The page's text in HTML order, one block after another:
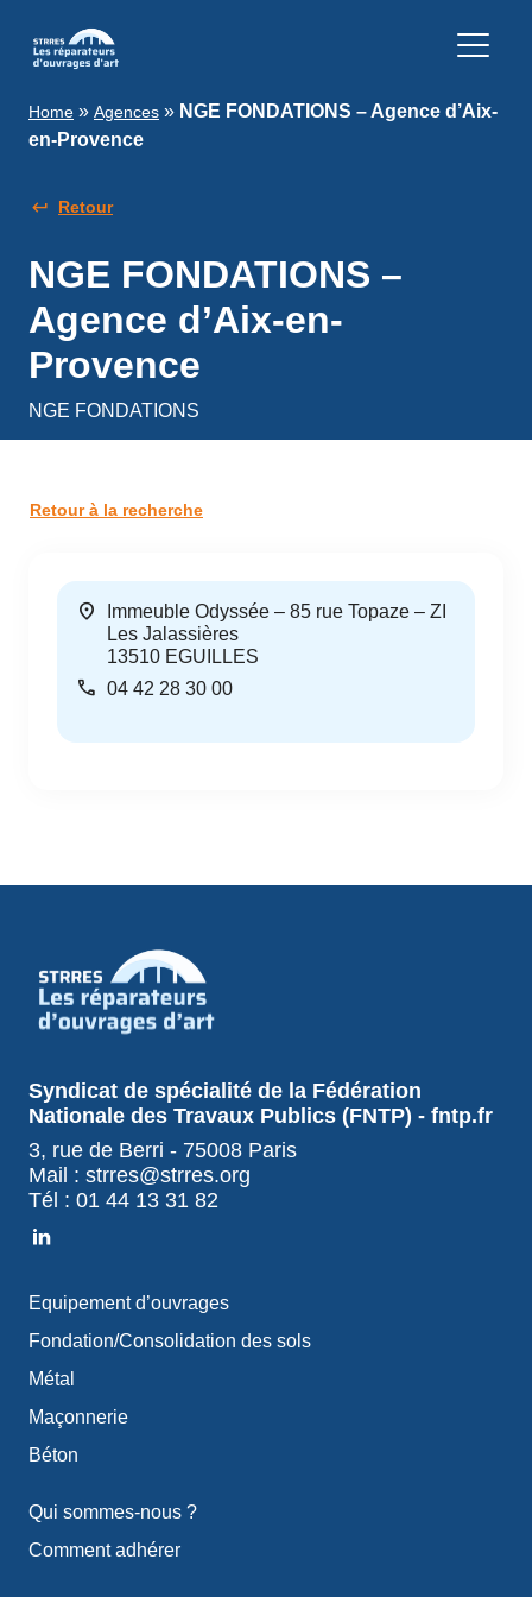
Home » Agences » NGE FONDATIONS – Agence d’Aix-
en-Provence
Retour
NGE FONDATIONS –
Agence d’Aix-en-
Provence
NGE FONDATIONS
Retour à la recherche
location_on
Immeuble Odyssée – 85 rue Topaze – ZI
Les Jalassières
13510 EGUILLES
call 04 42 28 30 00
Syndicat de spécialité de la Fédération
Nationale des Travaux Publics (FNTP) - fntp.fr
3, rue de Berri - 75008 Paris
Mail : strres@strres.org
Tél : 01 44 13 31 82
Equipement d’ouvrages
Fondation/Consolidation des sols
Métal
Maçonnerie
Béton
Qui sommes-nous ?
Comment adhérer